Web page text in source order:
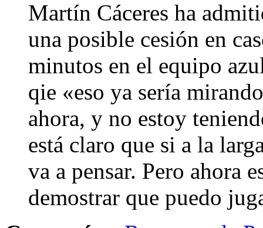
Martín Cáceres ha
una posible cesión en
minutos en el equipo
qie «eso ya sería
ahora, y no estoy
está claro que si a la
va a pensar. Pero ahora
demostrar que puedo